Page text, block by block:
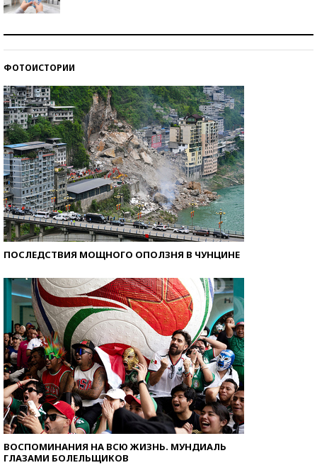
ФОТОИСТОРИИ
ПОСЛЕДСТВИЯ МОЩНОГО ОПОЛЗНЯ В ЧУНЦИНЕ
ВОСПОМИНАНИЯ НА ВСЮ ЖИЗНЬ. МУНДИАЛЬ
ГЛАЗАМИ БОЛЕЛЬЩИКОВ